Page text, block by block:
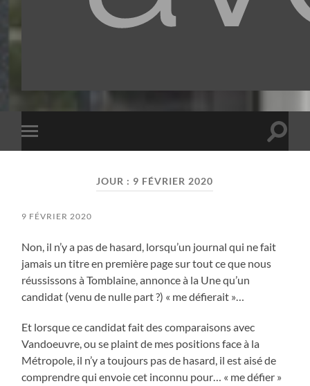
Toggle
mobile
Toggle
JOUR : 9 FÉVRIER 2020
9 FÉVRIER 2020
Non, il n’y a pas de hasard, lorsqu’un journal qui ne fait
jamais un titre en première page sur tout ce que nous
réussissons à Tomblaine, annonce à la Une qu’un
candidat (venu de nulle part ?) « me défierait »…
Et lorsque ce candidat fait des comparaisons avec
Vandoeuvre, ou se plaint de mes positions face à la
Métropole, il n’y a toujours pas de hasard, il est aisé de
comprendre qui envoie cet inconnu pour… « me défier »